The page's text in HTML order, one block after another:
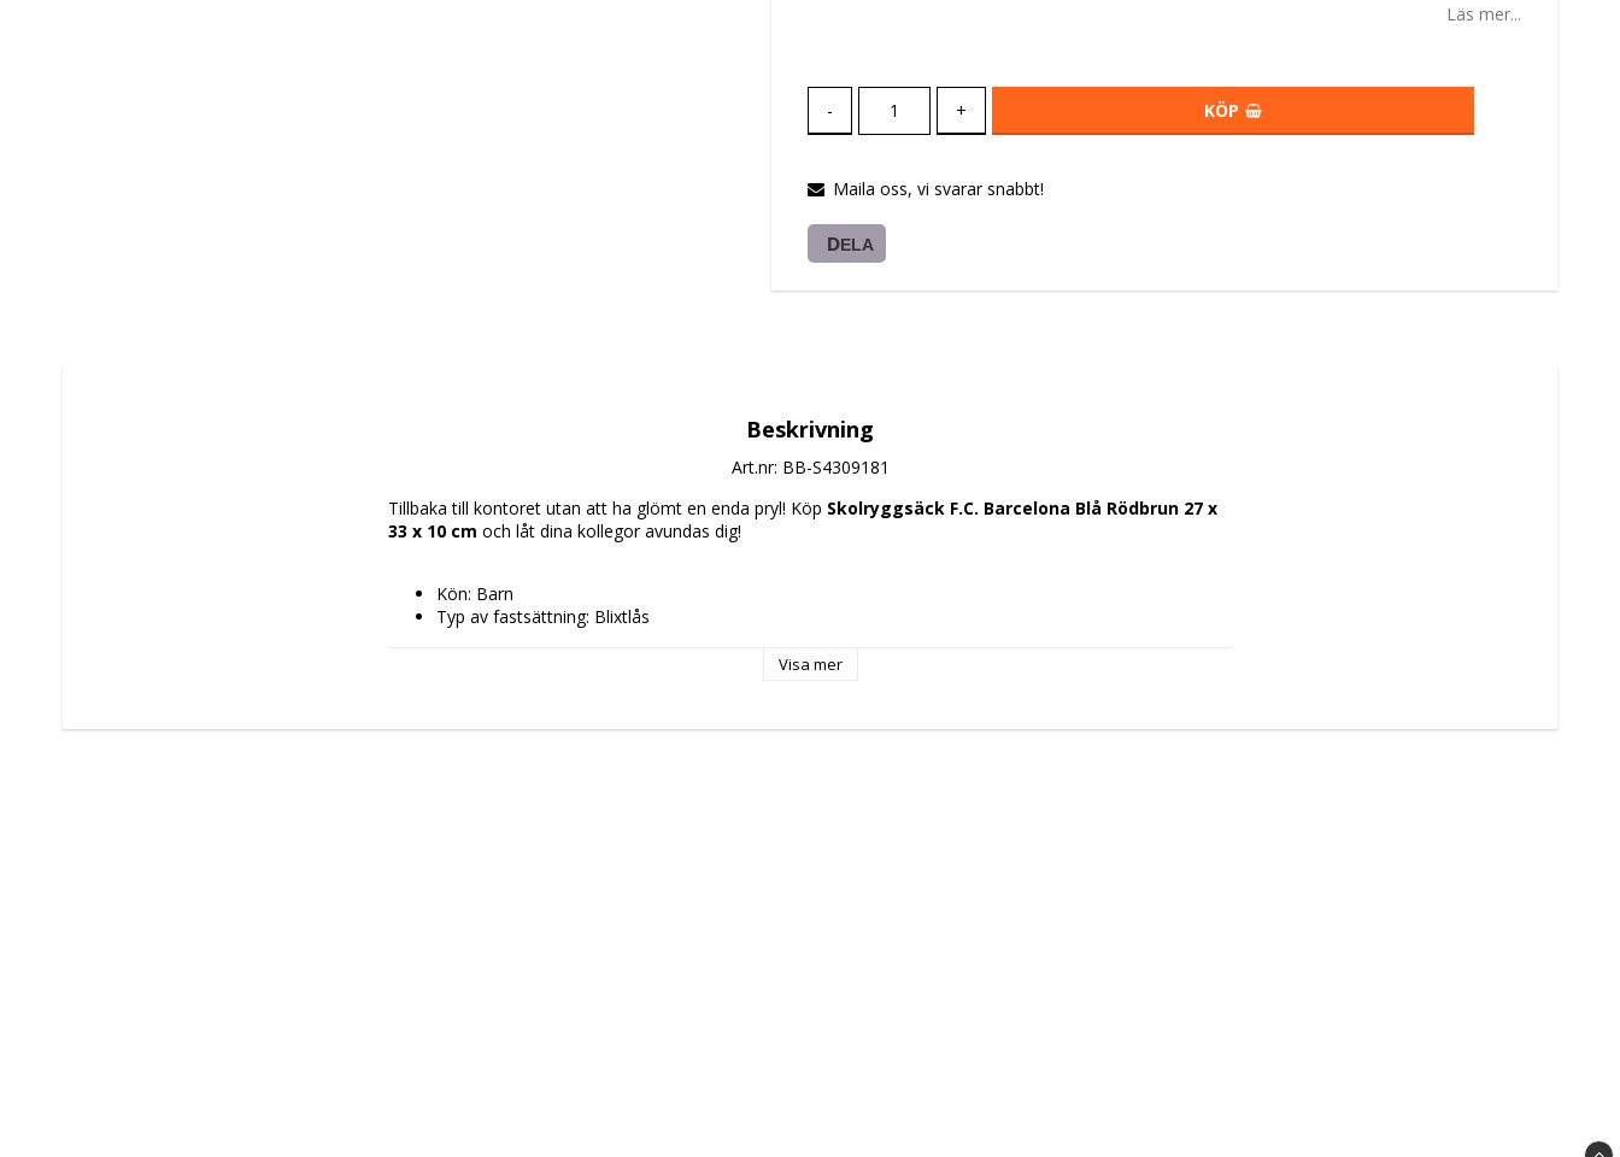
Läs mer...
- + KÖP
Maila oss, vi svarar snabbt!
DELA
Beskrivning
Art.nr: BB-S4309181
Tillbaka till kontoret utan att ha glömt en enda pryl! Köp Skolryggsäck F.C. Barcelona Blå Rödbrun 27 x
33 x 10 cm och låt dina kollegor avundas dig!
Kön: Barn
Typ av fastsättning: Blixtlås
Blå
Visa mer